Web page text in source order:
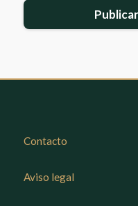
Contacto
Aviso legal